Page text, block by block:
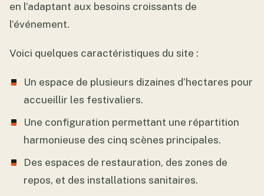
en l’adaptant aux besoins croissants de
l’événement.
Voici quelques caractéristiques du site :
Un espace de plusieurs dizaines d’hectares pour
accueillir les festivaliers.
Une configuration permettant une répartition
harmonieuse des cinq scènes principales.
Des espaces de restauration, des zones de
repos, et des installations sanitaires.